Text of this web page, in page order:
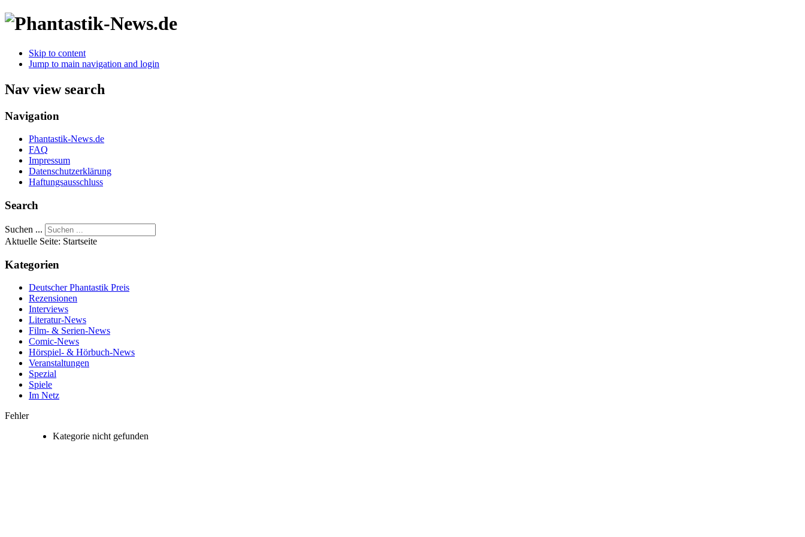
Skip to content
Jump to main navigation and login
Nav view search
Navigation
Phantastik-News.de
FAQ
Impressum
Datenschutzerklärung
Haftungsausschluss
Search
Suchen ...
Aktuelle Seite: Startseite
Kategorien
Deutscher Phantastik Preis
Rezensionen
Interviews
Literatur-News
Film- & Serien-News
Comic-News
Hörspiel- & Hörbuch-News
Veranstaltungen
Spezial
Spiele
Im Netz
Fehler
Kategorie nicht gefunden